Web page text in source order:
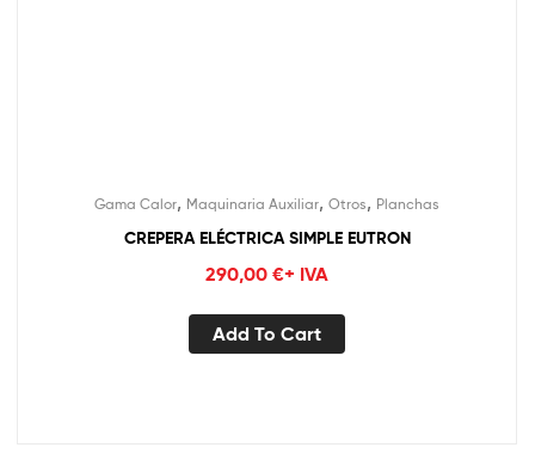
Gama Calor, Maquinaria Auxiliar, Otros, Planchas
CREPERA ELÉCTRICA SIMPLE EUTRON
290,00 €+ IVA
Add To Cart